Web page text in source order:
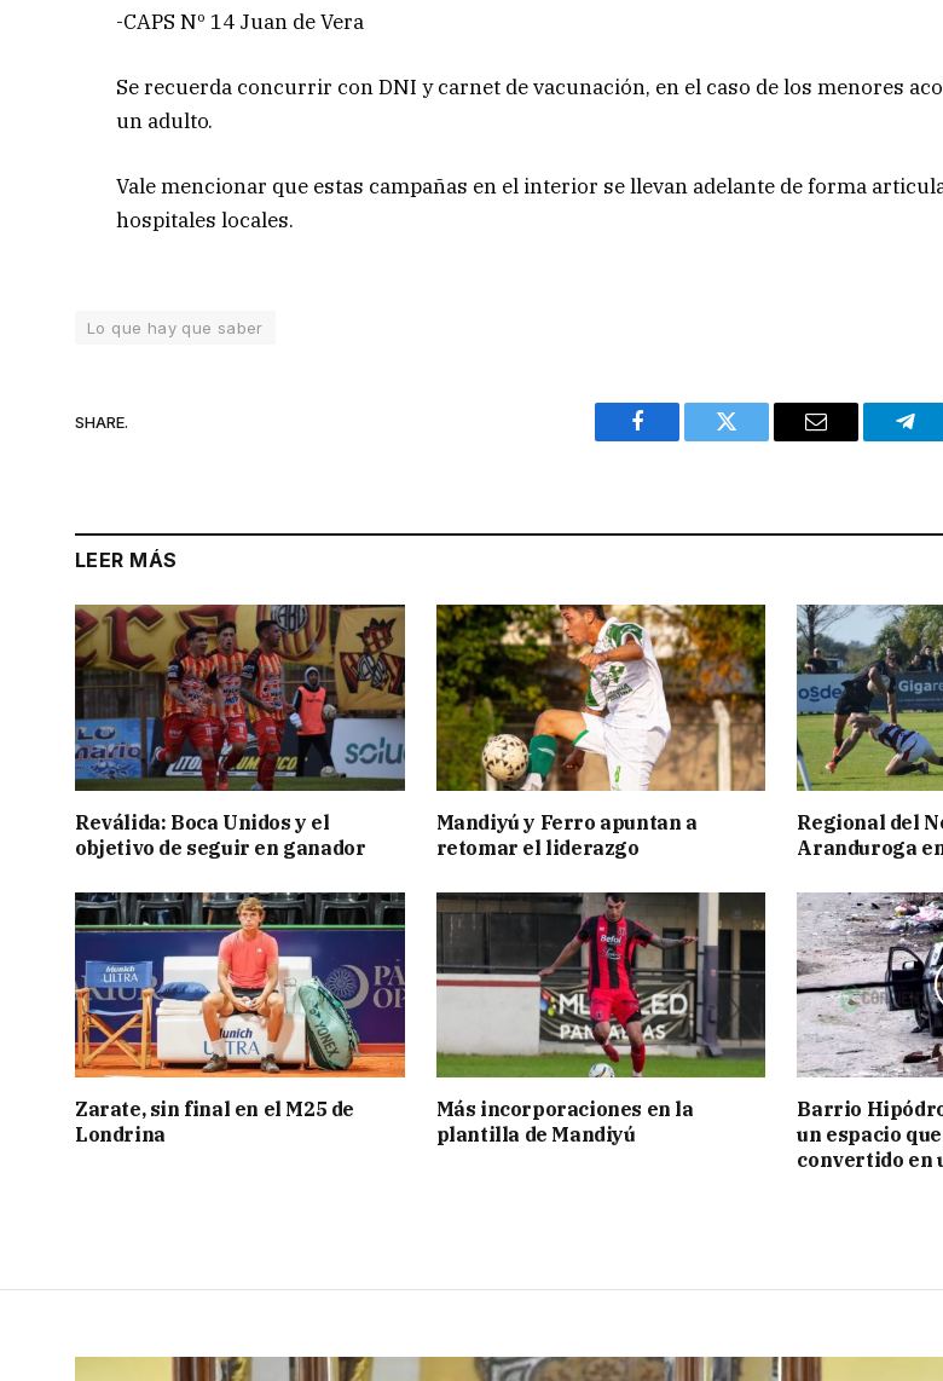
-CAPS Nº 14 Juan de Vera
Se recuerda concurrir con DNI y carnet de vacunación, en el caso de los menores
un adulto.
Vale mencionar que estas campañas en el interior se llevan adelante de forma
hospitales locales.
Lo que hay que saber
SHARE.
Facebook Twitter Email
LEER MÁS
Reválida: Boca Unidos y el
objetivo de seguir en ganador
Mandiyú y Ferro apuntan a
retomar el liderazgo
Regional del
Aranduroga
Zarate, sin final en el M25 de
Londrina
Más incorporaciones en la
plantilla de Mandiyú
Barrio
un espacio
convertido en